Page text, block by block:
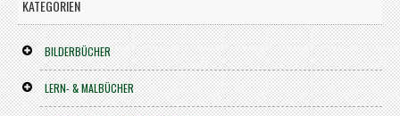
KATEGORIEN
BILDERBÜCHER
LERN- & MALBÜCHER